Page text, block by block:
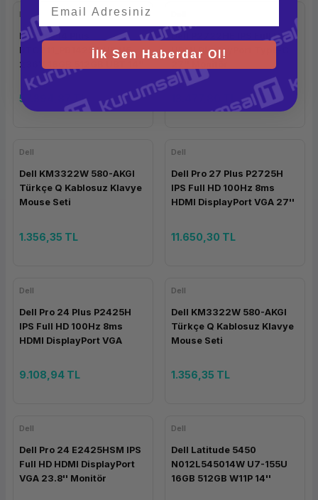
Dell
Dell Pro 14 Plus
BTO211_PB14250_UB U5-
236V 16GB 512GB UBT 14''
57.394,87 TL
Dell P2722HE IPS Full HD
HDMI DisplayPort Type-C
Dell
Dell KM3322W 580-AKGI
Türkçe Q Kablosuz Klavye
Mouse Seti
1.356,35 TL
Dell
Dell Pro 27 Plus P2725H
IPS Full HD 100Hz 8ms
HDMI DisplayPort VGA 27''
11.650,30 TL
Dell
Dell Pro 24 Plus P2425H
IPS Full HD 100Hz 8ms
HDMI DisplayPort VGA
9.108,94 TL
Dell
Dell KM3322W 580-AKGI
Türkçe Q Kablosuz Klavye
Mouse Seti
1.356,35 TL
Dell
Dell Pro 24 E2425HSM IPS
Full HD HDMI DisplayPort
VGA 23.8'' Monitör
Dell
Dell Latitude 5450
N012L545014W U7-155U
16GB 512GB W11P 14''
İlk Sen Haberdar Ol!